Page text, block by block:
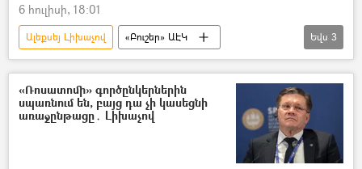
6 հուլիսի, 18:01
Ալեքսեյ Լիխաչով
«Բուշեր» ԱԷԿ
«Ռոսատոմ»
մասնագետ
Իրանի Իսլամական Հանրապետություն
Եվս 3
«Ռոսատոմի» գործընկերներին
սպառնում են, բայց դա չի կասեցնի
առաջընթացը․ Լիխաչով